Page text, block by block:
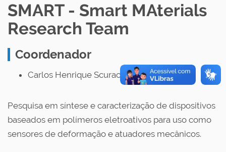
SMART - Smart MAterials
Research Team
Coordenador
Carlos Henrique Scuracchio
Pesquisa em síntese e caracterização de dispositivos
baseados em polímeros eletroativos para uso como
sensores de deformação e atuadores mecânicos.